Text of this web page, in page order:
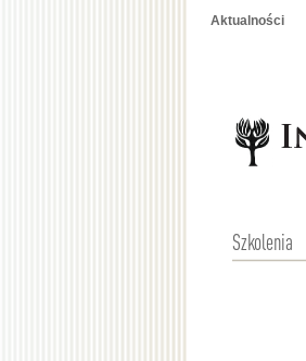
Aktualności
Szkolenia